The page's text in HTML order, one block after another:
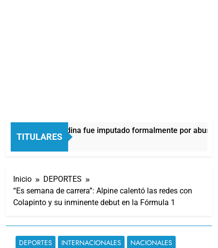
TITULARES
Thiago Medina fue imputado formalmente por abuso
1 Hora Atrás
Inicio
DEPORTES
“Es semana de carrera”: Alpine calentó las redes con
Colapinto y su inminente debut en la Fórmula 1
DEPORTES INTERNACIONALES NACIONALES